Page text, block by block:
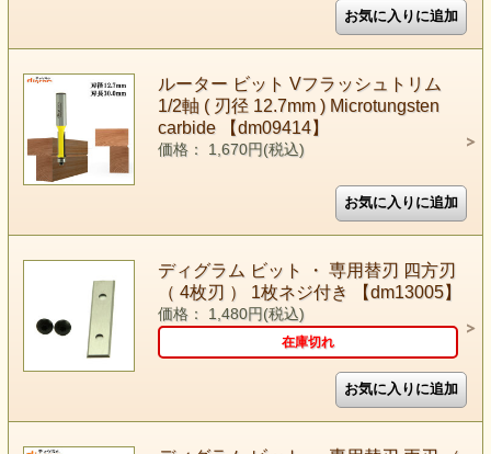
ルーター ビット Vフラッシュトリム
1/2軸 ( 刃径 12.7mm ) Microtungsten
carbide 【dm09414】
価格： 1,670円(税込)
ディグラム ビット ・ 専用替刃 四方刃
（ 4枚刃 ） 1枚ネジ付き 【dm13005】
価格： 1,480円(税込)
在庫切れ